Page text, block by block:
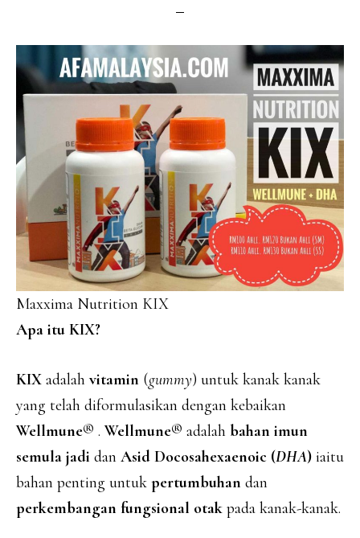
Maxxima Nutrition KIX
Apa itu KIX?
KIX adalah vitamin (gummy) untuk kanak kanak
yang telah diformulasikan dengan kebaikan
Wellmune® .Wellmune® adalah bahan imun
semula jadi dan Asid Docosahexaenoic (DHA) iaitu
bahan penting untuk pertumbuhan dan
perkembangan fungsional otak pada kanak-kanak.